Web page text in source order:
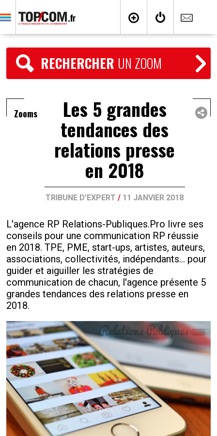
RECHERCHER UN ZOOM
Zooms Les 5 grandes
tendances des
relations presse
en 2018
TRIBUNE D'EXPERT / 11 JANVIER 2018
L'agence RP Relations-Publiques.Pro livre ses
conseils pour une communication RP réussie
en 2018. TPE, PME, start-ups, artistes, auteurs,
associations, collectivités, indépendants... pour
guider et aiguiller les stratégies de
communication de chacun, l'agence présente 5
grandes tendances des relations presse en
2018.